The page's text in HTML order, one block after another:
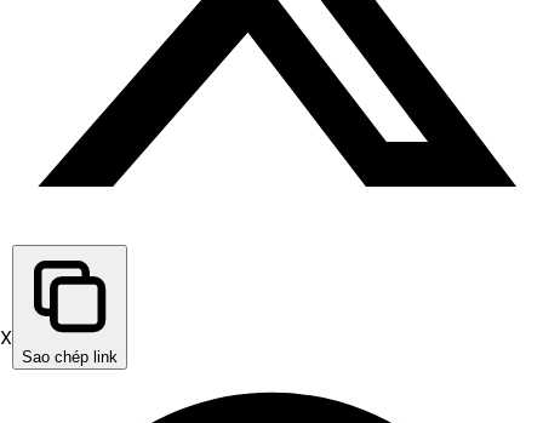
X
Sao chép link